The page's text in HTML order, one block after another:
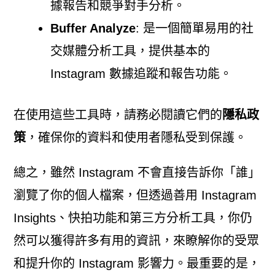
據報告和競爭對手分析。
Buffer Analyze: 是一個簡單易用的社
交媒體分析工具，提供基本的
Instagram 數據追蹤和報告功能。
在使用這些工具時，請務必閱讀它們的隱私政
策，確保你的資料和使用者隱私受到保護。
總之，雖然 Instagram 不會直接告訴你「誰」
瀏覽了你的個人檔案，但透過善用 Instagram
Insights、快拍功能和第三方分析工具，你仍
然可以獲得許多有用的資訊，來瞭解你的受眾
和提升你的 Instagram 影響力。最重要的是，